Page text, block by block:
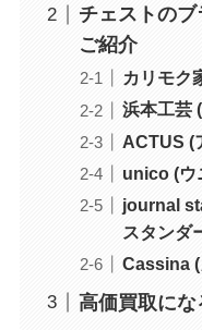
チェストの
ご紹介
カリモク
浜本工芸
ACTUS (
unico (ウ
journal
スタンダ
Cassina
高価買取にな